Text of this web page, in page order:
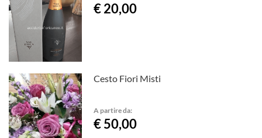
€ 20,00
Cesto Fiori Misti
A partire da:
€ 50,00